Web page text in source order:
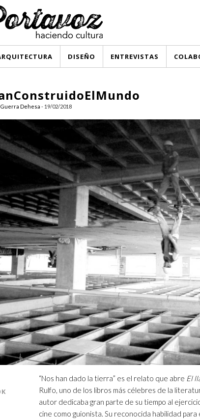
DISEÑO ENTREVISTAS
Dehesa - 19/02/2018
“Nos han dado la tierra” es el relato que abre El
Rulfo, uno de los libros más célebres de la
autor dedicaba gran parte de su tiempo al
cine como guionista. Su reconocida habilidad